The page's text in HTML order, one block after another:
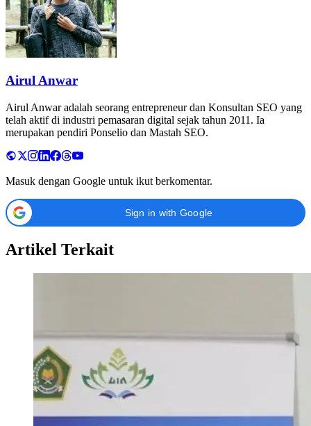
Airul Anwar
Airul Anwar adalah seorang entrepreneur dan Konsultan SEO yang
telah aktif di industri pemasaran digital sejak tahun 2011. Ia
merupakan pendiri Ponselio dan Mastah SEO.
Masuk dengan Google untuk ikut berkomentar.
Sign in with Google
Artikel Terkait